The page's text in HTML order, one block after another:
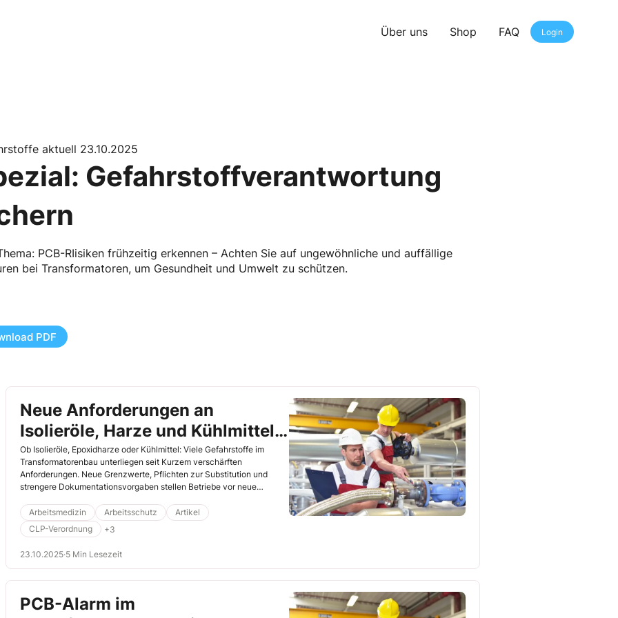
Über uns Shop FAQ Login
aktuell 23.10.2025
Gefahrstoffverantwortung
PCB-RIisiken frühzeitig erkennen – Achten Sie auf ungewöhnliche und auffällige
bei Transformatoren, um Gesundheit und Umwelt zu schützen.
PDF
Neue Anforderungen an
Isolieröle, Harze und Kühlmittel
im Betrieb
Ob Isolieröle, Epoxidharze oder Kühlmittel: Viele Gefahrstoffe im
Transformatorenbau unterliegen seit Kurzem verschärften
Anforderungen. Neue Grenzwerte, Pflichten zur Substitution und
strengere Dokumentationsvorgaben stellen Betriebe vor neue
vorausschauend handeln.
Arbeitsmedizin Arbeitsschutz
Artikel
CLP-Verordnung
+3
23.10.2025·5 Min Lesezeit
PCB-Alarm im